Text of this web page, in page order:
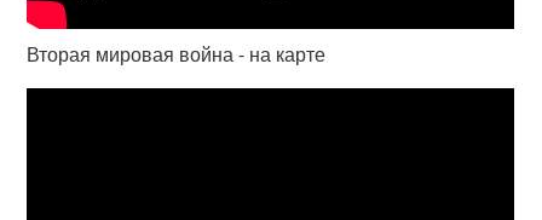
Вторая мировая война - на карте